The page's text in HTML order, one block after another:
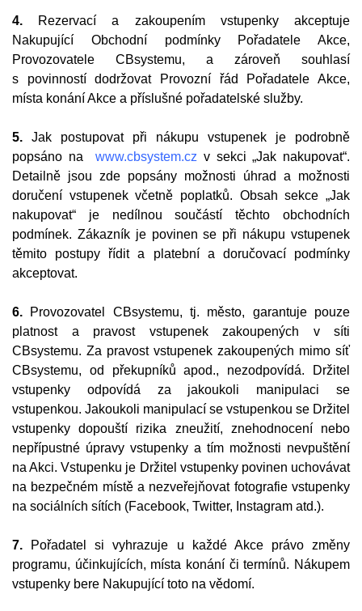
4. Rezervací a zakoupením vstupenky akceptuje
Nakupující Obchodní podmínky Pořadatele Akce,
Provozovatele CBsystemu, a zároveň souhlasí
s povinností dodržovat Provozní řád Pořadatele Akce,
místa konání Akce a příslušné pořadatelské služby.
5. Jak postupovat při nákupu vstupenek je podrobně
popsáno nawww.cbsystem.cz v sekci „Jak nakupovat“.
Detailně jsou zde popsány možnosti úhrad a možnosti
doručení vstupenek včetně poplatků. Obsah sekce „Jak
nakupovat“ je nedílnou součástí těchto obchodních
podmínek. Zákazník je povinen se při nákupu vstupenek
těmito postupy řídit a platební a doručovací podmínky
akceptovat.
6. Provozovatel CBsystemu, tj. město, garantuje pouze
platnost a pravost vstupenek zakoupených v síti
CBsystemu. Za pravost vstupenek zakoupených mimo síť
CBsystemu, od překupníků apod., nezodpovídá. Držitel
vstupenky odpovídá za jakoukoli manipulaci se
vstupenkou. Jakoukoli manipulací se vstupenkou se Držitel
vstupenky dopouští rizika zneužití, znehodnocení nebo
nepřípustné úpravy vstupenky a tím možnosti nevpuštění
na Akci. Vstupenku je Držitel vstupenky povinen uchovávat
na bezpečném místě a nezveřejňovat fotografie vstupenky
na sociálních sítích (Facebook, Twitter, Instagram atd.).
7. Pořadatel si vyhrazuje u každé Akce právo změny
programu, účinkujících, místa konání či termínů. Nákupem
vstupenky bere Nakupující toto na vědomí.